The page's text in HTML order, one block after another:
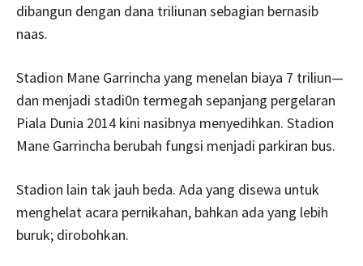
dibangun dengan dana triliunan sebagian bernasib
naas.
Stadion Mane Garrincha yang menelan biaya 7 triliun—
dan menjadi stadi0n termegah sepanjang pergelaran
Piala Dunia 2014 kini nasibnya menyedihkan. Stadion
Mane Garrincha berubah fungsi menjadi parkiran bus.
Stadion lain tak jauh beda. Ada yang disewa untuk
menghelat acara pernikahan, bahkan ada yang lebih
buruk; dirobohkan.